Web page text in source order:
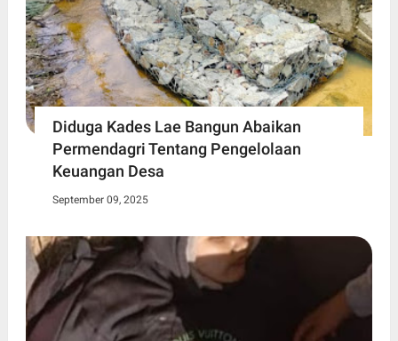
Diduga Kades Lae Bangun Abaikan
Permendagri Tentang Pengelolaan
Keuangan Desa
September 09, 2025